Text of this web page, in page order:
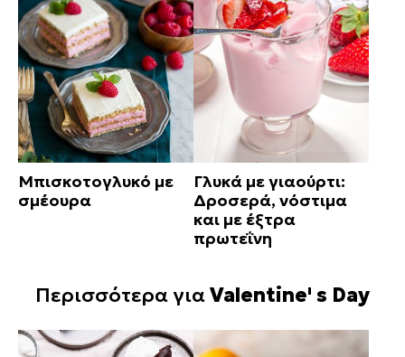
Μπισκοτογλυκό με
σμέουρα
Γλυκά με γιαούρτι:
Δροσερά, νόστιμα
και με έξτρα
πρωτεΐνη
Περισσότερα γιαValentine' s Day